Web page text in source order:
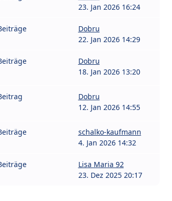
23. Jan 2026 16:24
Dobru
22. Jan 2026 14:29
Dobru
18. Jan 2026 13:20
Dobru
12. Jan 2026 14:55
schalko-kaufmann
4. Jan 2026 14:32
Lisa Maria 92
23. Dez 2025 20:17